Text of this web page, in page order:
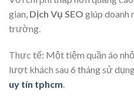
gian, Dịch Vụ SEO giúp doanh
trường.
Thực tế: Một tiệm quần áo
lượt khách sau 6 tháng sử
uy tín tphcm.